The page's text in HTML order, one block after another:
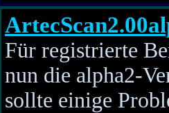
Für registrierte
nun die alpha2-
sollte einige